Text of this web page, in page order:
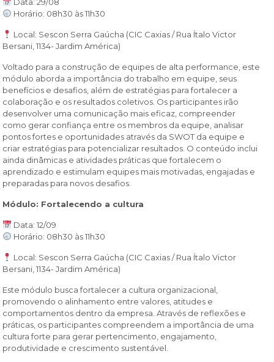
Horário: 08h30 às 11h30
Local: Sescon Serra Gaúcha (CIC Caxias / Rua Ítalo Victor
Bersani, 1134- Jardim América)
Voltado para a construção de equipes de alta performance, este
módulo aborda a importância do trabalho em equipe, seus
benefícios e desafios, além de estratégias para fortalecer a
colaboração e os resultados coletivos. Os participantes irão
desenvolver uma comunicação mais eficaz, compreender
como gerar confiança entre os membros da equipe, analisar
pontos fortes e oportunidades através da SWOT da equipe e
criar estratégias para potencializar resultados. O conteúdo inclui
ainda dinâmicas e atividades práticas que fortalecem o
aprendizado e estimulam equipes mais motivadas, engajadas e
preparadas para novos desafios.
Módulo: Fortalecendo a cultura
Data: 12/09
Horário: 08h30 às 11h30
Local: Sescon Serra Gaúcha (CIC Caxias / Rua Ítalo Victor
Bersani, 1134- Jardim América)
Este módulo busca fortalecer a cultura organizacional,
promovendo o alinhamento entre valores, atitudes e
comportamentos dentro da empresa. Através de reflexões e
práticas, os participantes compreendem a importância de uma
cultura forte para gerar pertencimento, engajamento,
produtividade e crescimento sustentável.